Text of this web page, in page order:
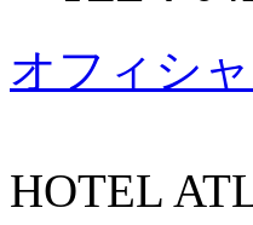
オフィシ
HOTEL